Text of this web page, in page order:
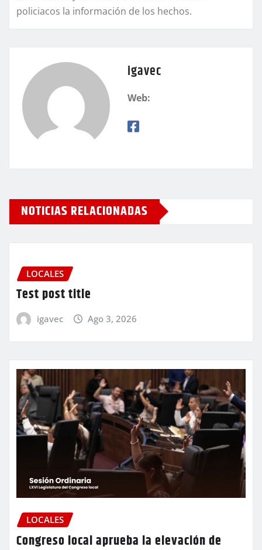
policiacos la información de los hechos.
igavec
Web:
NOTICIAS RELACIONADAS
LOCALES
Test post title
igavec Ago 3, 2026
LOCALES
Congreso local aprueba la elevación de